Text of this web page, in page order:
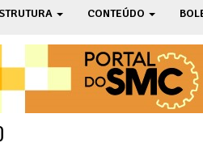
CONTEÚDO